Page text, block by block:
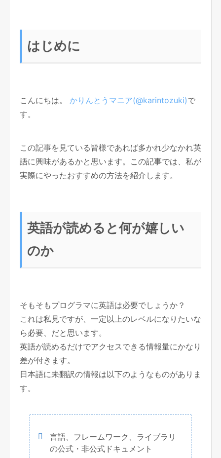
はじめに
こんにちは。 かりんとうマニア(@karintozuki)で
す。
この記事を見ている皆様であれば多かれ少なかれ英
語に興味があるかと思います。この記事では、私が
実際にやったおすすめの方法を紹介します。
英語が読めると何が嬉しい
のか
そもそもプログラマに英語は必要でしょうか？
これは私見ですが、一定以上のレベルになりたいな
ら必要、だと思います。
英語が読めるだけでアクセスできる情報量にかなり
差が付きます。
日本語に未翻訳の情報は以下のようなものがありま
す。
言語、フレームワーク、ライブラリ
の公式・非公式ドキュメント